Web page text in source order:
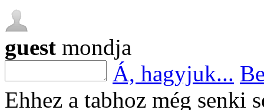
guest mondja
Á, hagyjuk...
Ehhez a tabhoz még senki